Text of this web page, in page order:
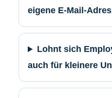
eigene E-Mail-
Lohnt sich
auch für kleinere